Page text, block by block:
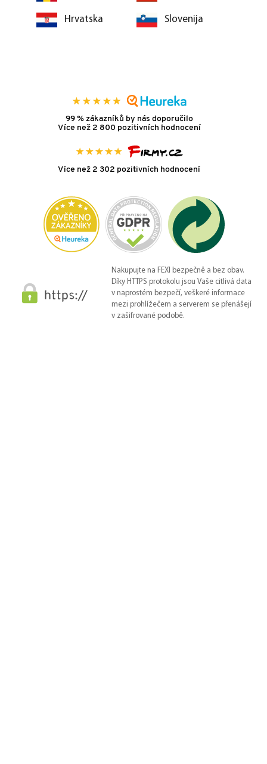
Hrvatska Slovenija
99 % zákazníků by nás doporučilo
Více než 2 800 pozitivních hodnocení
Více než 2 302 pozitivních hodnocení
Nakupujte na FEXI bezpečně a bez obav.
Díky HTTPS protokolu jsou Vaše citlivá data
v naprostém bezpečí, veškeré informace
mezi prohlížečem a serverem se přenášejí
v zašifrované podobě.